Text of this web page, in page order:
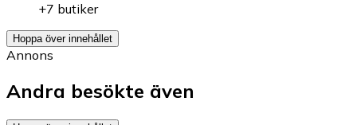
+7 butiker
Hoppa över innehållet
Annons
Andra besökte även